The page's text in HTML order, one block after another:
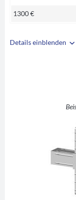
Details einblenden
1300 €